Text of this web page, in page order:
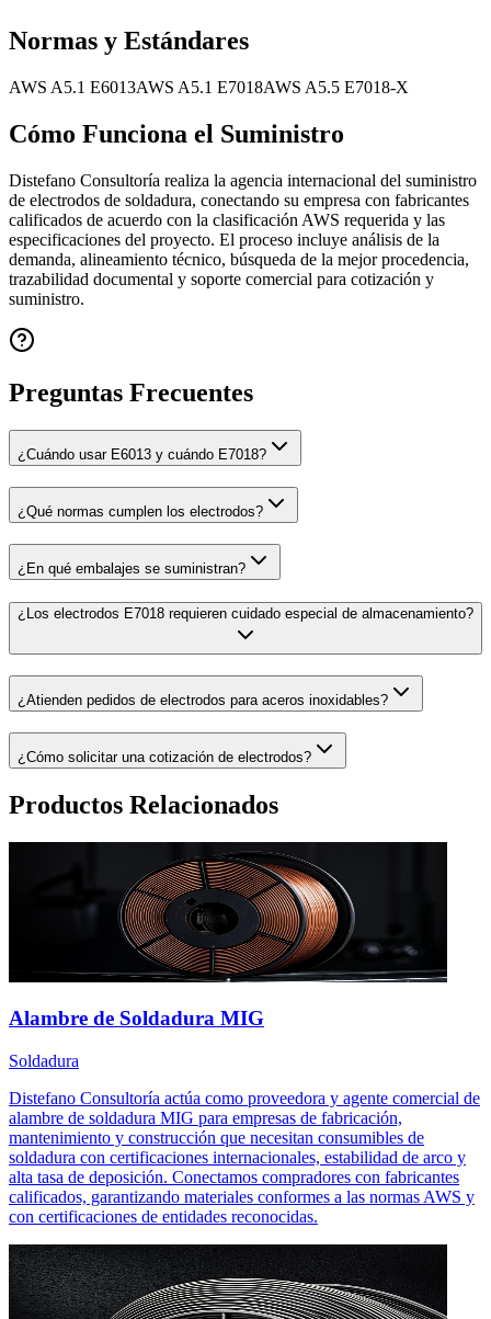
Normas y Estándares
AWS A5.1 E6013AWS A5.1 E7018AWS A5.5 E7018-X
Cómo Funciona el Suministro
Distefano Consultoría realiza la agencia internacional del suministro
de electrodos de soldadura, conectando su empresa con fabricantes
calificados de acuerdo con la clasificación AWS requerida y las
especificaciones del proyecto. El proceso incluye análisis de la
demanda, alineamiento técnico, búsqueda de la mejor procedencia,
trazabilidad documental y soporte comercial para cotización y
suministro.
Preguntas Frecuentes
¿Cuándo usar E6013 y cuándo E7018?
¿Qué normas cumplen los electrodos?
¿En qué embalajes se suministran?
¿Los electrodos E7018 requieren cuidado especial de almacenamiento?
¿Atienden pedidos de electrodos para aceros inoxidables?
¿Cómo solicitar una cotización de electrodos?
Productos Relacionados
Alambre de Soldadura MIG
Soldadura
Distefano Consultoría actúa como proveedora y agente comercial de
alambre de soldadura MIG para empresas de fabricación,
mantenimiento y construcción que necesitan consumibles de
soldadura con certificaciones internacionales, estabilidad de arco y
alta tasa de deposición. Conectamos compradores con fabricantes
calificados, garantizando materiales conformes a las normas AWS y
con certificaciones de entidades reconocidas.